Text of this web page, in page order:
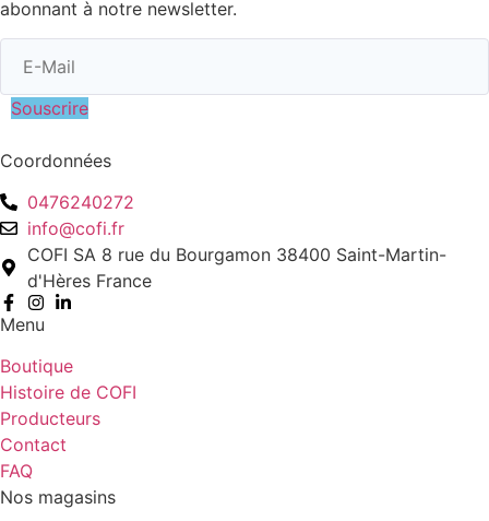
abonnant à notre newsletter.
Souscrire
Coordonnées
0476240272
info@cofi.fr
COFI SA 8 rue du Bourgamon 38400 Saint-Martin-
d'Hères France
Menu
Boutique
Histoire de COFI
Producteurs
Contact
FAQ
Nos magasins